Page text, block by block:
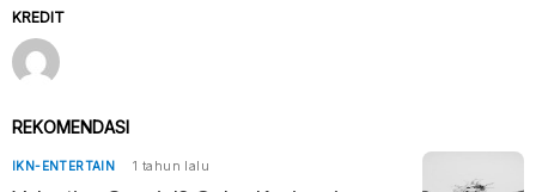
KREDIT
REKOMENDASI
IKN-ENTERTAIN 1 tahun lalu